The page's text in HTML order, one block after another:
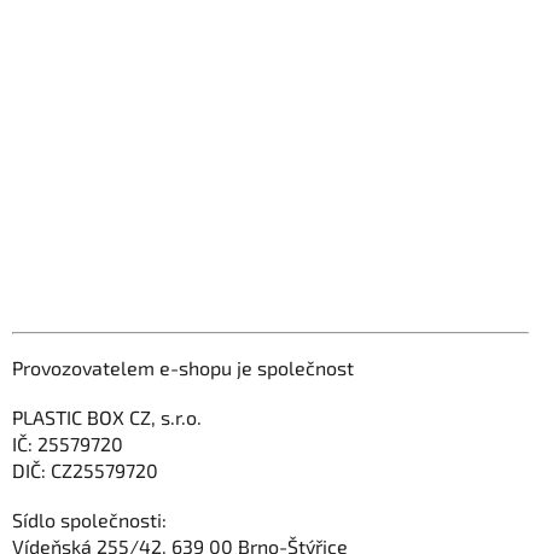
Provozovatelem e-shopu je společnost
PLASTIC BOX CZ, s.r.o.
IČ: 25579720
DIČ: CZ25579720
Sídlo společnosti:
Vídeňská 255/42, 639 00 Brno-Štýřice